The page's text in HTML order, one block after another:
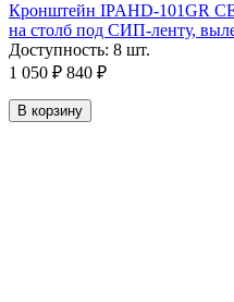
Кронштейн IPAHD-101GR
на столб под СИП-ленту,
Доступность: 8 шт.
1 050 ₽ 840 ₽
В корзину